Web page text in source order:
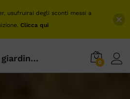
Illumina il tuo giardino con le nostre lampade in pietra leccese – Vendita online 0
usufruirai degli sconti messi a
Clicca qui